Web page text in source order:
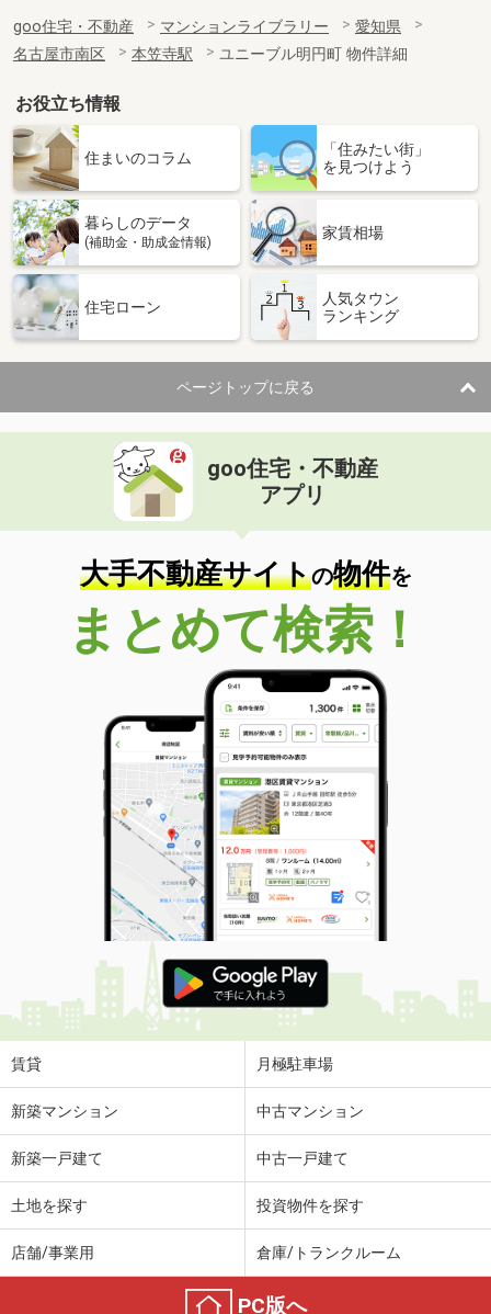
goo住宅・不動産 マンションライブラリー
愛知県
名古屋市南区
本笠寺駅 ユニーブル明円町 物件詳細
お役立ち情報
住まいのコラム
「住みたい街」
を見つけよう
暮らしのデータ
(補助金・助成金情報)
家賃相場
住宅ローン
人気タウン
ランキング
ページトップに戻る
goo住宅・不動産
アプリ
大手不動産サイトの物件を
まとめて検索！
賃貸 月極駐車場
新築マンション 中古マンション
新築一戸建て 中古一戸建て
土地を探す 投資物件を探す
店舗/事業用 倉庫/トランクルーム
PC版へ